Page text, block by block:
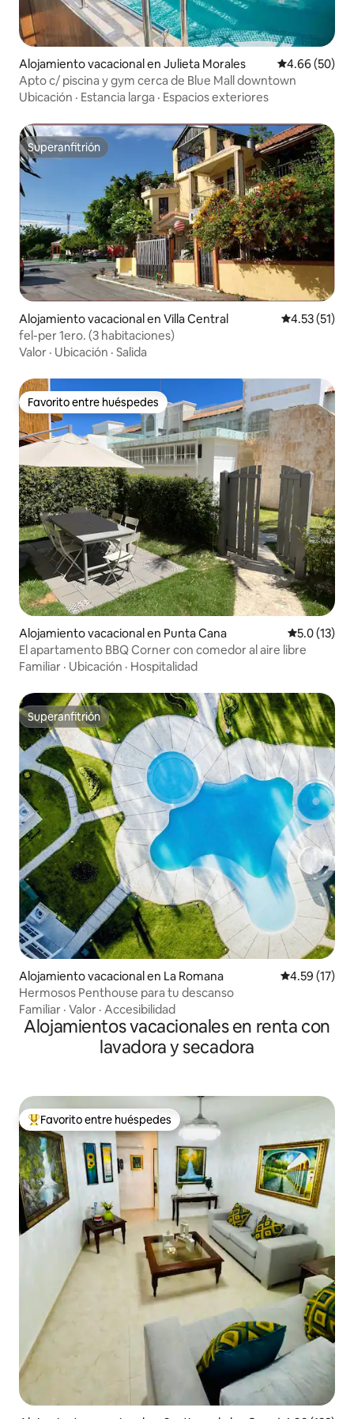
Alojamiento vacacional en Julieta Morales Calificación
4.66 (50)
Apto c/ piscina y gym cerca de Blue Mall downtown
Ubicación · Estancia larga · Espacios exteriores
Superanfitrión
Superanfitrión
Alojamiento vacacional en Villa Central Calificación
4.53 (51)
fel-per 1ero. (3 habitaciones)
Valor · Ubicación · Salida
Favorito entre huéspedes
Favorito entre huéspedes
Alojamiento vacacional en Punta Cana Calificación
5.0 (13)
El apartamento BBQ Corner con comedor al aire libre
Familiar · Ubicación · Hospitalidad
Superanfitrión
Superanfitrión
Alojamiento vacacional en La Romana Calificación
4.59 (17)
Hermosos Penthouse para tu descanso
Familiar · Valor · Accesibilidad
Alojamientos vacacionales en renta con
lavadora y secadora
De los mejores en Favorito entre huéspedes
Favorito entre huéspedes